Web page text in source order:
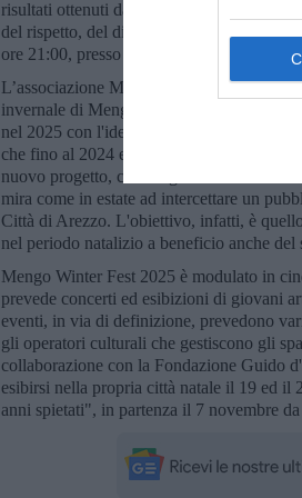
risultati ottenuti dal gruppo e dall’altra
del rispetto, del divertimento sano e della
ore 21:00, presso l'ASD Sottosopra si
L’associazione Music! si è classificata al
invernale di Mengo Music Fest. Il festival
nel 2025 con l'idea di prolungare la
che fino al 2024 era programmata quasi
nuovo progetto, coinvolgerà circa 10
mira come in estate ad intercettare un
Città di Arezzo. L'obiettivo, infatti, è
nel periodo natalizio a beneficio anche
Mengo Winter Fest 2025 è modulato in
prevede concerti ed esibizioni di giovani
eventi, in via di definizione, prevedono
gli operatori culturali che gestiscono gli
collaborazione con la Fondazione Guido
esibirsi nella propria città natale il 19 ed
anni spietati", in partenza il 7 novembre